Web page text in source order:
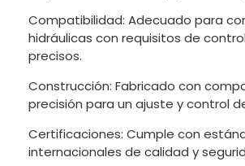
Compatibilidad: Adecuado para
hidráulicas con requisitos de
precisos.
Construcción: Fabricado con
precisión para un ajuste y control
Certificaciones: Cumple con
internacionales de calidad y